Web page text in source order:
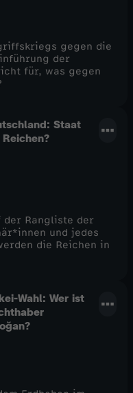
gegen die
der
für, was gegen
Staat
der Rangliste der
und jedes
die Reichen in
Wahl: Wer ist